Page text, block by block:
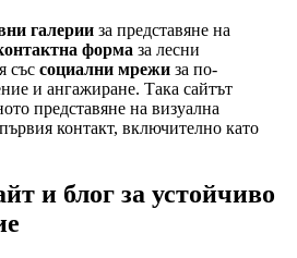
галерии за представяне на
форма за лесни
със социални мрежи за по-
и ангажиране. Така сайтът
представяне на визуална
контакт, включително като
и блог за устойчиво